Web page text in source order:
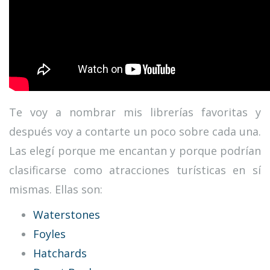
Te voy a nombrar mis librerías favoritas y
después voy a contarte un poco sobre cada una.
Las elegí porque me encantan y porque podrían
clasificarse como atracciones turísticas en sí
mismas. Ellas son:
Waterstones
Foyles
Hatchards